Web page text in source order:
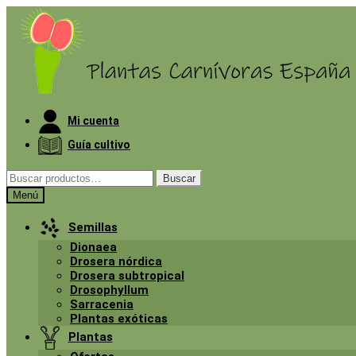
navegación
contenido
Mi cuenta
Guía cultivo
Buscar
por:
Buscar
Menú
Semillas
Dionaea
Drosera nórdica
Drosera subtropical
Drosophyllum
Sarracenia
Plantas exóticas
Plantas